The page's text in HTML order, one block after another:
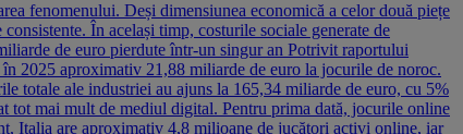
fenomenului. Deși dimensiunea economică a celor două piețe
În același timp, costurile sociale generate de
de euro pierdute într-un singur an Potrivit raportului
2025 aproximativ 21,88 miliarde de euro la jocurile de noroc.
totale ale industriei au ajuns la 165,34 miliarde de euro, cu 5%
tot mai mult de mediul digital. Pentru prima dată, jocurile online
Italia are aproximativ 4,8 milioane de jucători activi online, iar